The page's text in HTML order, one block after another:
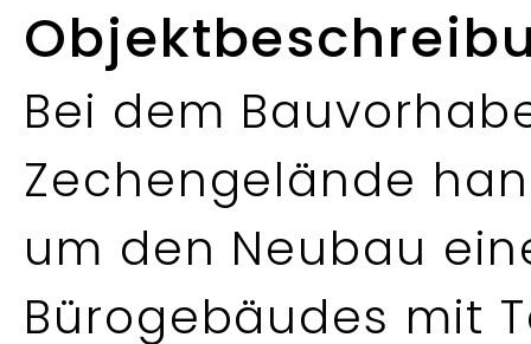
Bei dem
Zechengelände
um den Neubau
Bürogebäudes mit